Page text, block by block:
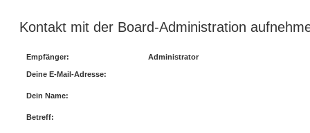
Kontakt mit der Board-Administration
Empfänger: Administrator
Deine E-Mail-Adresse:
Dein Name:
Betreff: